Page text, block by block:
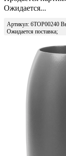
Ожидается...
Артикул: 6TOP00240
Ожидается поставка;